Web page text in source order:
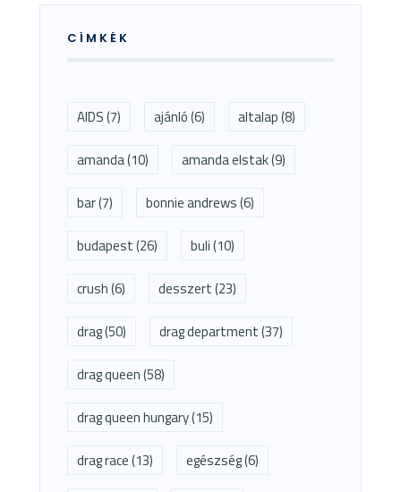
CÍMKÉK
AIDS(7) ajánló(6) altalap(8)
amanda(10) amanda elstak(9)
bar(7) bonnie andrews(6)
budapest(26) buli(10)
crush(6) desszert(23)
drag(50) drag department(37)
drag queen(58)
drag queen hungary(15)
drag race(13) egészség(6)